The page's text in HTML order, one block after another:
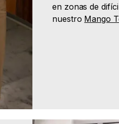
en zonas de
nuestro Mango